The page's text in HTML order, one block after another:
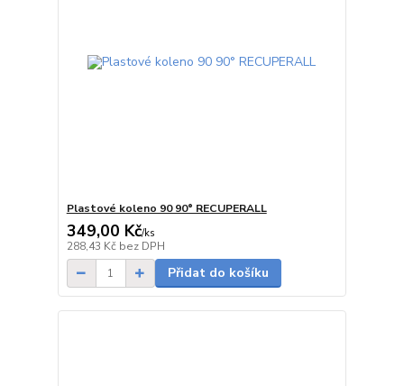
Plastové koleno 90 90° RECUPERALL
349,00 Kč/ks
288,43 Kč bez DPH
Přidat do košíku